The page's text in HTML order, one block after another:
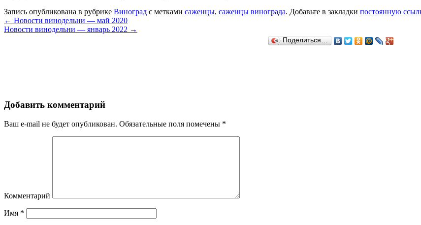
Запись опубликована в рубрике Виноград с метками саженцы, саженцы винограда. Добавьте в закладки постоянную
← Новости винодельни — май 2020
Новости винодельни — январь 2022 →
Поделиться…
Добавить комментарий
Ваш e-mail не будет опубликован. Обязательные поля помечены *
Комментарий
Имя *